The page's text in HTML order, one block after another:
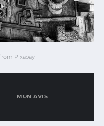
Pixabay
MON AVIS